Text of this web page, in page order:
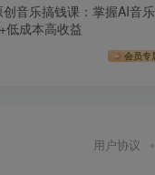
创音乐搞钱课：掌握AI音
低成本高收益
会员专
用户协议